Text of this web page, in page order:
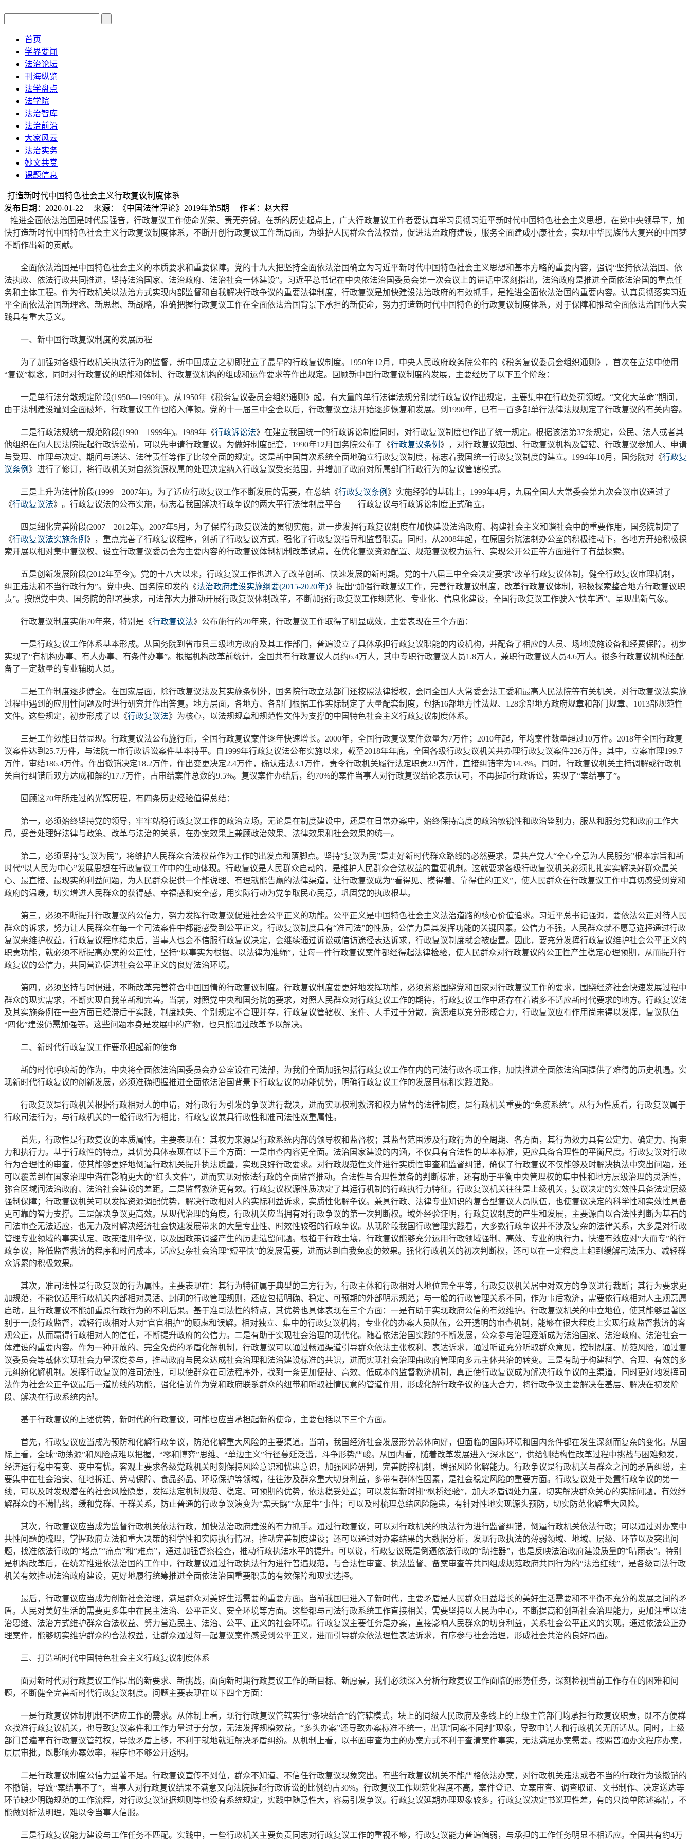
首页
学界要闻
法治论坛
刊海纵览
法学盘点
法学院
法治智库
法治前沿
大家风云
法治实务
妙文共赏
课题信息
打造新时代中国特色社会主义行政复议制度体系
发布日期：2020-01-22 来源：《中国法律评论》2019年第5期 作者：赵大程
推进全面依法治国是时代最强音，行政复议工作使命光荣、责无旁贷。在新的历史起点上，广大行政复议工作者要认真学习贯彻习近平新时代中国特色社会主义思想，在党中央领导下，加
快打造新时代中国特色社会主义行政复议制度体系，不断开创行政复议工作新局面，为维护人民群众合法权益，促进法治政府建设，服务全面建成小康社会，实现中华民族伟大复兴的中国梦
不断作出新的贡献。
全面依法治国是中国特色社会主义的本质要求和重要保障。党的十九大把坚持全面依法治国确立为习近平新时代中国特色社会主义思想和基本方略的重要内容，强调“坚持依法治国、依
法执政、依法行政共同推进，坚持法治国家、法治政府、法治社会一体建设”。习近平总书记在中央依法治国委员会第一次会议上的讲话中深刻指出，法治政府是推进全面依法治国的重点任
务和主体工程。作为行政机关以法治方式实现内部监督和自我解决行政争议的重要法律制度，行政复议是加快建设法治政府的有效抓手，是推进全面依法治国的重要内容。认真贯彻落实习近
平全面依法治国新理念、新思想、新战略，准确把握行政复议工作在全面依法治国背景下承担的新使命，努力打造新时代中国特色的行政复议制度体系，对于保障和推动全面依法治国伟大实
践具有重大意义。
一、新中国行政复议制度的发展历程
为了加强对各级行政机关执法行为的监督，新中国成立之初即建立了最早的行政复议制度。1950年12月，中央人民政府政务院公布的《税务复议委员会组织通则》，首次在立法中使用
“复议”概念，同时对行政复议的职能和体制、行政复议机构的组成和运作要求等作出规定。回顾新中国行政复议制度的发展，主要经历了以下五个阶段：
一是单行法分散规定阶段(1950—1990年)。从1950年《税务复议委员会组织通则》起，有大量的单行法律法规分别就行政复议作出规定，主要集中在行政处罚领域。“文化大革命”期间，
由于法制建设遭到全面破坏，行政复议工作也陷入停顿。党的十一届三中全会以后，行政复议立法开始逐步恢复和发展。到1990年，已有一百多部单行法律法规规定了行政复议的有关内容。
二是行政法规统一规范阶段(1990—1999年)。1989年《行政诉讼法》在建立我国统一的行政诉讼制度同时，对行政复议制度也作出了统一规定。根据该法第37条规定，公民、法人或者其
他组织在向人民法院提起行政诉讼前，可以先申请行政复议。为做好制度配套，1990年12月国务院公布了《行政复议条例 》，对行政复议范围、行政复议机构及管辖、行政复议参加人、申请
与受理、审理与决定、期间与送达、法律责任等作了比较全面的规定。这是新中国首次系统全面地确立行政复议制度，标志着我国统一行政复议制度的建立。1994年10月，国务院对《行政复
议条例 》进行了修订，将行政机关对自然资源权属的处理决定纳入行政复议受案范围，并增加了政府对所属部门行政行为的复议管辖模式。
三是上升为法律阶段(1999—2007年)。为了适应行政复议工作不断发展的需要，在总结《行政复议条例 》实施经验的基础上，1999年4月，九届全国人大常委会第九次会议审议通过了
《行政复议法》。行政复议法的公布实施，标志着我国解决行政争议的两大平行法律制度平台——行政复议与行政诉讼制度正式确立。
四是细化完善阶段(2007—2012年)。2007年5月，为了保障行政复议法的贯彻实施，进一步发挥行政复议制度在加快建设法治政府、构建社会主义和谐社会中的重要作用，国务院制定了
《行政复议法实施条例 》，重点完善了行政复议程序，创新了行政复议方式，强化了行政复议指导和监督职责。同时，从2008年起，在原国务院法制办公室的积极推动下，各地方开始积极探
索开展以相对集中复议权、设立行政复议委员会为主要内容的行政复议体制机制改革试点，在优化复议资源配置、规范复议权力运行、实现公开公正等方面进行了有益探索。
五是创新发展阶段(2012年至今)。党的十八大以来，行政复议工作也进入了改革创新、快速发展的新时期。党的十八届三中全会决定要求“改革行政复议体制，健全行政复议审理机制，
纠正违法和不当行政行为”。党中央、国务院印发的《法治政府建设实施纲要(2015-2020年)》提出“加强行政复议工作，完善行政复议制度，改革行政复议体制，积极探索整合地方行政复议职
责”。按照党中央、国务院的部署要求，司法部大力推动开展行政复议体制改革，不断加强行政复议工作规范化、专业化、信息化建设，全国行政复议工作驶入“快车道”、呈现出新气象。
行政复议制度实施70年来，特别是《行政复议法》公布施行的20年来，行政复议工作取得了明显成效，主要表现在三个方面：
一是行政复议工作体系基本形成。从国务院到省市县三级地方政府及其工作部门，普遍设立了具体承担行政复议职能的内设机构，并配备了相应的人员、场地设施设备和经费保障。初步
实现了“有机构办事、有人办事、有条件办事”。根据机构改革前统计，全国共有行政复议人员约6.4万人，其中专职行政复议人员1.8万人，兼职行政复议人员4.6万人。很多行政复议机构还配
备了一定数量的专业辅助人员。
二是工作制度逐步健全。在国家层面，除行政复议法及其实施条例外，国务院行政立法部门还按照法律授权，会同全国人大常委会法工委和最高人民法院等有关机关，对行政复议法实施
过程中遇到的应用性问题及时进行研究并作出答复。地方层面，各地方、各部门根据工作实际制定了大量配套制度，包括16部地方性法规、128余部地方政府规章和部门规章、1013部规范性
文件。这些规定，初步形成了以《行政复议法》为核心，以法规规章和规范性文件为支撑的中国特色社会主义行政复议制度体系。
三是工作效能日益显现。行政复议法公布施行后，全国行政复议案件逐年快速增长。2000年，全国行政复议案件数量为7万件；2010年起，年均案件数量超过10万件。2018年全国行政复
议案件达到25.7万件，与法院一审行政诉讼案件基本持平。自1999年行政复议法公布实施以来，截至2018年年底，全国各级行政复议机关共办理行政复议案件226万件，其中，立案审理199.7
万件，审结186.4万件。作出撤销决定18.2万件，作出变更决定2.4万件，确认违法3.1万件，责令行政机关履行法定职责2.9万件，直接纠错率为14.3%。同时，行政复议机关主持调解或行政机
关自行纠错后双方达成和解的17.7万件，占审结案件总数的9.5%。复议案件办结后，约70%的案件当事人对行政复议结论表示认可，不再提起行政诉讼，实现了“案结事了”。
回顾这70年所走过的光辉历程，有四条历史经验值得总结：
第一，必须始终坚持党的领导，牢牢站稳行政复议工作的政治立场。无论是在制度建设中，还是在日常办案中，始终保持高度的政治敏锐性和政治鉴别力，服从和服务党和政府工作大
局，妥善处理好法律与政策、改革与法治的关系，在办案效果上兼顾政治效果、法律效果和社会效果的统一。
第二，必须坚持“复议为民”，将维护人民群众合法权益作为工作的出发点和落脚点。坚持“复议为民”是走好新时代群众路线的必然要求，是共产党人“全心全意为人民服务”根本宗旨和新
时代“以人民为中心”发展思想在行政复议工作中的生动体现。行政复议是人民群众启动的，是维护人民群众合法权益的重要机制。这就要求各级行政复议机关必须扎扎实实解决好群众最关
心、最直接、最现实的利益问题，为人民群众提供一个能说理、有理就能告赢的法律渠道，让行政复议成为“看得见、摸得着、靠得住的正义”，使人民群众在行政复议工作中真切感受到党和
政府的温暖，切实增进人民群众的获得感、幸福感和安全感，用实际行动为党争取民心民意，巩固党的执政根基。
第三，必须不断提升行政复议的公信力，努力发挥行政复议促进社会公平正义的功能。公平正义是中国特色社会主义法治道路的核心价值追求。习近平总书记强调，要依法公正对待人民
群众的诉求，努力让人民群众在每一个司法案件中都能感受到公平正义。行政复议制度具有“准司法”的性质，公信力是其发挥功能的关键因素。公信力不强，人民群众就不愿意选择通过行政
复议来维护权益，行政复议程序结束后，当事人也会不信服行政复议决定，会继续通过诉讼或信访途径表达诉求，行政复议制度就会被虚置。因此，要充分发挥行政复议维护社会公平正义的
职责功能，就必须不断提高办案的公正性，坚持“以事实为根据、以法律为准绳”，让每一件行政复议案件都经得起法律检验，使人民群众对行政复议的公正性产生稳定心理预期，从而提升行
政复议的公信力，共同营造促进社会公平正义的良好法治环境。
第四，必须坚持与时俱进，不断改革完善符合中国国情的行政复议制度。行政复议制度要更好地发挥功能，必须紧紧围绕党和国家对行政复议工作的要求，围绕经济社会快速发展过程中
群众的现实需求，不断实现自我革新和完善。当前，对照党中央和国务院的要求，对照人民群众对行政复议工作的期待，行政复议工作中还存在着诸多不适应新时代要求的地方。行政复议法
及其实施条例在一些方面已经滞后于实践，制度缺失、个别规定不合理并存，行政复议管辖权、案件、人手过于分散，资源难以充分形成合力，行政复议应有作用尚未得以发挥，复议队伍
“四化”建设仍需加强等。这些问题本身是发展中的产物，也只能通过改革予以解决。
二、新时代行政复议工作要承担起新的使命
新的时代呼唤新的作为，中央将全面依法治国委员会办公室设在司法部，为我们全面加强包括行政复议工作在内的司法行政各项工作，加快推进全面依法治国提供了难得的历史机遇。实
现新时代行政复议的创新发展，必须准确把握推进全面依法治国背景下行政复议的功能优势，明确行政复议工作的发展目标和实践进路。
行政复议是行政机关根据行政相对人的申请，对行政行为引发的争议进行裁决，进而实现权利救济和权力监督的法律制度，是行政机关重要的“免疫系统”。从行为性质看，行政复议属于
行政司法行为，与行政机关的一般行政行为相比，行政复议兼具行政性和准司法性双重属性。
首先，行政性是行政复议的本质属性。主要表现在：其权力来源是行政系统内部的领导权和监督权；其监督范围涉及行政行为的全周期、各方面，其行为效力具有公定力、确定力、拘束
力和执行力。基于行政性的特点，其优势具体表现在以下三个方面：一是审查内容更全面。法治国家建设的内涵，不仅具有合法性的基本标准，更应具备合理性的平衡尺度。行政复议对行政
行为合理性的审查，使其能够更好地倒逼行政机关提升执法质量，实现良好行政要求。对行政规范性文件进行实质性审查和监督纠错，确保了行政复议不仅能够及时解决执法中突出问题，还
可以覆盖到在国家治理中潜在影响更大的“红头文件”，进而实现对依法行政的全面监督推动。合法性与合理性兼备的判断标准，还有助于平衡中央管理权的集中性和地方层级治理的灵活性，
弥合区域间法治政府、法治社会建设的差距。二是监督救济更有效。行政复议权源性质决定了其运行机制的行政执行力特征。行政复议机关往往是上级机关，复议决定的实效性具备法定层级
强制保障；行政复议机关可以发挥资源调配优势，解决行政相对人的实际利益诉求，实质性化解争议。兼具行政、法律专业知识的复合型复议人员队伍，也使复议决定的科学性和实效性具备
更可靠的智力支撑。三是解决争议更高效。从现代治理的角度，行政机关应当拥有对行政争议的第一次判断权。域外经验证明，行政复议制度的产生和发展，主要源自以合法性判断为基石的
司法审查无法适应，也无力及时解决经济社会快速发展带来的大量专业性、时效性较强的行政争议。从现阶段我国行政管理实践看，大多数行政争议并不涉及复杂的法律关系，大多是对行政
管理专业领域的事实认定、政策适用争议，以及因政策调整产生的历史遗留问题。根植于行政土壤，行政复议能够充分运用行政领域强制、高效、专业的执行力，快速有效应对“大而专”的行
政争议，降低监督救济的程序和时间成本，适应复杂社会治理“短平快”的发展需要，进而达到自我免疫的效果。强化行政机关的初次判断权，还可以在一定程度上起到缓解司法压力、减轻群
众诉累的积极效果。
其次，准司法性是行政复议的行为属性。主要表现在：其行为特征属于典型的三方行为，行政主体和行政相对人地位完全平等，行政复议机关居中对双方的争议进行裁断；其行为要求更
加规范，不能仅适用行政机关内部相对灵活、封闭的行政管理规则，还应包括明确、稳定、可预期的外部明示规范；与一般的行政管理关系不同，作为事后救济，需要依行政相对人主观意愿
启动，且行政复议不能加重原行政行为的不利后果。基于准司法性的特点，其优势也具体表现在三个方面：一是有助于实现政府公信的有效维护。行政复议机关的中立地位，使其能够显著区
别于一般行政监督，减轻行政相对人对“官官相护”的顾虑和误解。相对独立、集中的行政复议机构，专业化的办案人员队伍，公开透明的审查机制，能够在很大程度上实现行政监督救济的客
观公正，从而赢得行政相对人的信任，不断提升政府的公信力。二是有助于实现社会治理的现代化。随着依法治国实践的不断发展，公众参与治理逐渐成为法治国家、法治政府、法治社会一
体建设的重要内容。作为一种开放的、完全免费的矛盾化解机制，行政复议可以通过畅通渠道引导群众依法主张权利、表达诉求，通过听证充分听取群众意见，控制烈度、防范风险，通过复
议委员会等载体实现社会力量深度参与，推动政府与民众达成社会治理和法治建设标准的共识，进而实现社会治理由政府管理向多元主体共治的转变。三是有助于构建科学、合理、有效的多
元纠纷化解机制。发挥行政复议的准司法性，可以使群众在司法程序外，找到一条更加便捷、高效、低成本的监督救济机制，真正使行政复议成为解决行政争议的主渠道，同时更好地发挥司
法作为社会公正争议最后一道防线的功能，强化信访作为党和政府联系群众的纽带和听取社情民意的管道作用，形成化解行政争议的强大合力，将行政争议主要解决在基层、解决在初发阶
段、解决在行政系统内部。
基于行政复议的上述优势，新时代的行政复议，可能也应当承担起新的使命，主要包括以下三个方面。
首先，行政复议应当成为预防和化解行政争议，防范化解重大风险的主要渠道。当前，我国经济社会发展形势总体向好，但面临的国际环境和国内条件都在发生深刻而复杂的变化。从国
际上看，全球“动荡源”和风险点难以把握，“零和博弈”思维、“单边主义”行径蔓延泛滥，斗争形势严峻。从国内看，随着改革发展进入“深水区”，供给侧结构性改革过程中挑战与困难频发，
经济运行稳中有变、变中有忧。客观上要求各级党政机关时刻保持风险意识和忧患意识，加强风险研判，完善防控机制，增强风险化解能力。行政争议是行政机关与群众之间的矛盾纠纷，主
要集中在社会治安、征地拆迁、劳动保障、食品药品、环境保护等领域，往往涉及群众重大切身利益，多带有群体性因素，是社会稳定风险的重要方面。行政复议处于处置行政争议的第一
线，可以及时发现潜在的社会风险隐患，发挥法定机制规范、稳定、可预期的优势，依法稳妥处置；可以发挥新时期“枫桥经验”，加大矛盾调处力度，切实解决群众关心的实际问题，有效纾
解群众的不满情绪，缓和党群、干群关系，防止普通的行政争议演变为“黑天鹅”“灰犀牛”事件；可以及时梳理总结风险隐患，有针对性地实现源头预防，切实防范化解重大风险。
其次，行政复议应当成为监督行政机关依法行政，加快法治政府建设的有力抓手。通过行政复议，可以对行政机关的执法行为进行监督纠错，倒逼行政机关依法行政；可以通过对办案中
共性问题的梳理，掌握政府立法和重大决策的科学性和实际执行情况，推动完善制度建设；还可以通过对办案结果的大数据分析，发现行政执法的薄弱领域、地域、层级、环节以及突出问
题，找准依法行政的“堵点”“痛点”和“难点”，通过加强督察检查，推动行政执法水平的提升。可以说，行政复议既是倒逼依法行政的“助推器”，也是反映法治政府建设质量的“晴雨表”。特别
是机构改革后，在统筹推进依法治国的工作中，行政复议通过行政执法行为进行普遍规范，与合法性审查、执法监督、备案审查等共同组成规范政府共同行为的“法治红线”，是各级司法行政
机关有效推动法治政府建设，更好地履行统筹推进全面依法治国重要职责的有效保障和现实选择。
最后，行政复议应当成为创新社会治理，满足群众对美好生活需要的重要方面。当前我国已进入了新时代，主要矛盾是人民群众日益增长的美好生活需要和不平衡不充分的发展之间的矛
盾。人民对美好生活的需要更多集中在民主法治、公平正义、安全环境等方面。这些都与司法行政系统工作直接相关，需要坚持以人民为中心，不断提高和创新社会治理能力，更加注重以法
治思维、法治方式维护群众合法权益、努力营造民主、法治、公平、正义的社会环境。行政复议主要任务是办案，直接影响人民群众的切身利益，关系社会公平正义的实现。通过依法公正办
理案件，能够切实维护群众的合法权益，让群众通过每一起复议案件感受到公平正义，进而引导群众依法理性表达诉求，有序参与社会治理，形成社会共治的良好局面。
三、打造新时代中国特色社会主义行政复议制度体系
面对新时代对行政复议工作提出的新要求、新挑战，面向新时期行政复议工作的新目标、新愿景，我们必须深入分析行政复议工作面临的形势任务，深刻检视当前工作存在的困难和问
题，不断健全完善新时代行政复议制度。问题主要表现在以下四个方面：
一是行政复议体制机制不适应工作的需求。从体制上看，现行行政复议管辖实行“条块结合”的管辖模式，块上的同级人民政府及条线上的上级主管部门均承担行政复议职责，既不方便群
众找准行政复议机关，也导致复议案件和工作力量过于分散，无法发挥规模效益。“多头办案”还导致办案标准不统一，出现“同案不同判”现象，导致申请人和行政机关无所适从。同时，上级
部门普遍享有行政复议管辖权，导致矛盾上移，不利于就地就近解决矛盾纠纷。从机制上看，以书面审查为主的办案方式不利于查清案件事实，无法满足办案需要。按照普通办文程序办案，
层层审批，既影响办案效率，程序也不够公开透明。
二是行政复议制度公信力显著不足。行政复议宣传不到位，群众不知道、不信任行政复议现象突出。有些行政复议机关不能严格依法办案，对行政机关违法或者不当的行政行为该撤销的
不撤销，导致“案结事不了”，当事人对行政复议结果不满意又向法院提起行政诉讼的比例约占30%。行政复议工作规范化程度不高，案件登记、立案审查、调查取证、文书制作、决定送达等
环节缺少明确规范的工作流程，对行政复议证据规则等也没有系统规定，实践中随意性大，容易引发争议。行政复议延期办理现象较多，行政复议决定书说理性差，有的只简单陈述案情，不
能做到析法明理，难以令当事人信服。
三是行政复议能力建设与工作任务不匹配。实践中，一些行政机关主要负责同志对行政复议工作的重视不够，行政复议能力普遍偏弱，与承担的工作任务明显不相适应。全国共有约4万